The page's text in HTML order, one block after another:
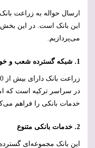
ارسال حواله به زراعت
این بانک است. در این بخش
می‌پردازیم.
1. شبکه گسترده شعب و
در سراسر ترکیه است که
خدمات بانکی را فراهم
2. خدمات بانکی متنوع
این بانک مجموعه‌ای